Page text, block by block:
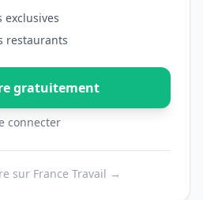
exclusives
restaurants
gratuitement
connecter
sur France Travail →